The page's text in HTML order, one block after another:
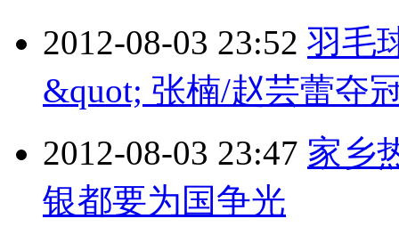
2012-08-03 23:52 羽毛
&quot; 张楠/赵芸蕾夺
2012-08-03 23:47 家乡
银都要为国争光